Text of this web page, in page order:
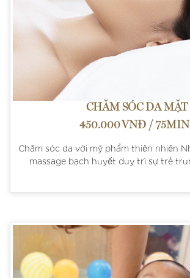
CHĂM SÓC DA MẶT
450.000 VNĐ /
Chăm sóc da với mỹ phẩm thiên nhiên
massage bạch huyết duy trì sự trẻ